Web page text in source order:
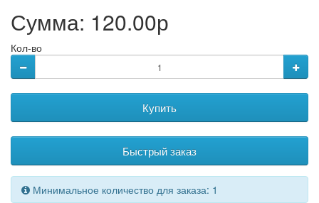
Сумма: 120.00р
Кол-во
Купить
Быстрый заказ
Минимальное количество для заказа: 1